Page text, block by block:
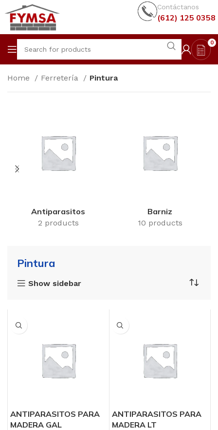
Contáctanos
(612) 125 0358
0
Home Ferretería Pintura
Antiparasitos
2 products
Barniz
10 products
Pintura
Show sidebar
ANTIPARASITOS PARA
MADERA GAL
ANTIPARASITOS PARA
MADERA LT